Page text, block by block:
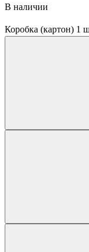
В наличии
Коробка (картон) 1